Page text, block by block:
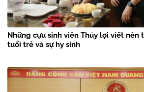
Những cựu sinh viên Thủy lợi viết nên
tuổi trẻ và sự hy sinh